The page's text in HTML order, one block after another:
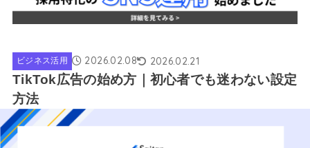
ビジネス活用 2026.02.08 2026.02.21
TikTok広告の始め方｜初心者でも迷わない設定
方法